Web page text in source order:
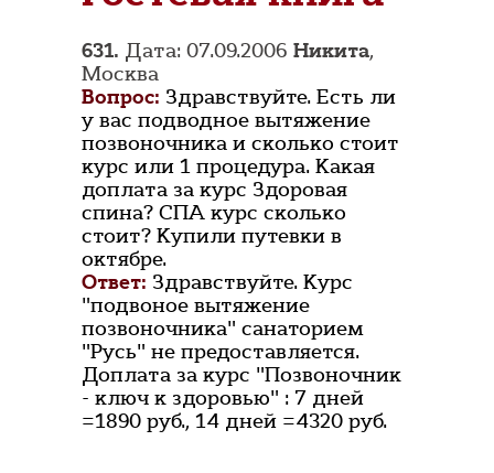
631. Дата: 07.09.2006 Никита,
Москва
Вопрос: Здравствуйте. Есть ли
у вас подводное вытяжение
позвоночника и сколько стоит
курс или 1 процедура. Какая
доплата за курс Здоровая
спина? СПА курс сколько
стоит? Купили путевки в
октябре.
Ответ: Здравствуйте. Курс
"подвоное вытяжение
позвоночника" санаторием
"Русь" не предоставляется.
Доплата за курс "Позвоночник
- ключ к здоровью" : 7 дней
=1890 руб., 14 дней =4320 руб.